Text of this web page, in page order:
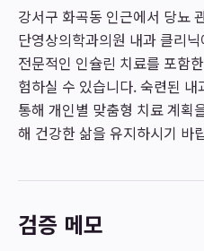
강서구 화곡동 인근에서 당뇨
단영상의학과의원 내과 클리
전문적인 인슐린 치료를 포함
험하실 수 있습니다. 숙련된
통해 개인별 맞춤형 치료 계획
해 건강한 삶을 유지하시기 바
검증 메모